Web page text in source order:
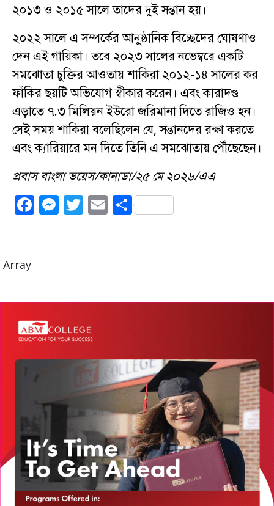
২০১৩ ও ২০১৫ সালে তাদের দুই সন্তান হয়।
২০২২ সালে এ সম্পর্কের আনুষ্ঠানিক বিচ্ছেদের ঘোষণাও
দেন এই গায়িকা। তবে ২০২৩ সালের নভেম্বরে একটি
সমঝোতা চুক্তির আওতায় শাকিরা ২০১২-১৪ সালের কর
ফাঁকির ছয়টি অভিযোগ স্বীকার করেন। এবং কারাদণ্ড
এড়াতে ৭.৩ মিলিয়ন ইউরো জরিমানা দিতে রাজিও হন।
সেই সময় শাকিরা বলেছিলেন যে, সন্তানদের রক্ষা করতে
এবং ক্যারিয়ারে মন দিতে তিনি এ সমঝোতায় পৌঁছেছেন।
প্রবাস বাংলা ভয়েস/কানাডা/২৫ মে ২০২৬/এএ
F
c
o
o
k
M
ss
g
er
T
it
E
ai
S
a
Array